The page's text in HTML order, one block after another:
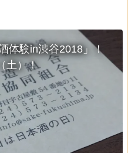
体験in渋谷2018」！
土）！